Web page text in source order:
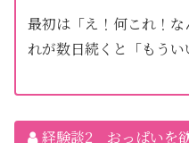
最初は「え！何これ！
れが数日続くと「もうい
経験談2 おっぱいを